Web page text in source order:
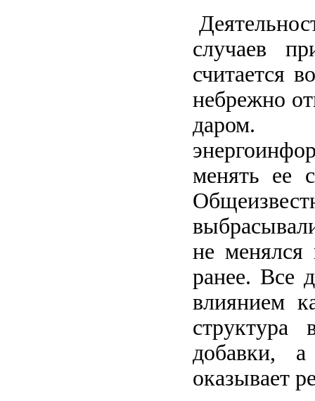
случаев
считается
небрежно
менять ее
не
ранее. Все
влиянием
добавки,
оказывает